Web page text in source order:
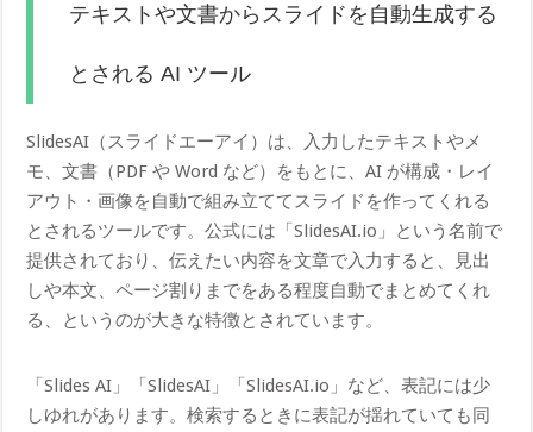
テキストや文書からスライドを自動生成する
とされる AI ツール
SlidesAI（スライドエーアイ）は、入力したテキストやメ
モ、文書（PDF や Word など）をもとに、AI が構成・レイ
アウト・画像を自動で組み立ててスライドを作ってくれる
とされるツールです。公式には「SlidesAI.io」という名前で
提供されており、伝えたい内容を文章で入力すると、見出
しや本文、ページ割りまでをある程度自動でまとめてくれ
る、というのが大きな特徴とされています。
「Slides AI」「SlidesAI」「SlidesAI.io」など、表記には少
しゆれがあります。検索するときに表記が揺れていても同